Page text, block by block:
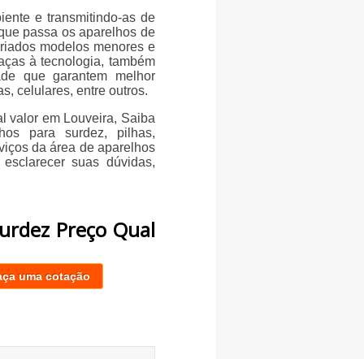
e transmitindo-as de
passa os aparelhos de
modelos menores e
à tecnologia, também
que garantem melhor
celulares, entre outros.
valor em Louveira, Saiba
para surdez, pilhas,
da área de aparelhos
suas dúvidas,
Preço Qual
uma cotação